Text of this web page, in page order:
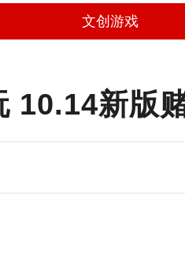
文创游戏
10.14新版